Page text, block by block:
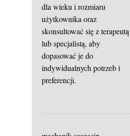
dla wieku i rozmiaru
użytkownika oraz
skonsultować się z terapeutą
lub specjalistą, aby
dopasować je do
indywidualnych potrzeb i
preferencji.